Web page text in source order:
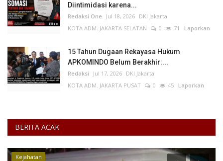
Diintimidasi karena...
Redaksi One Jul 18, 2026 DKI Jakarta
KOTA ADM. JAKARTA SELATAN
0 71 Laporkan
15 Tahun Dugaan Rekayasa Hukum
APKOMINDO Belum Berakhir:...
Redaksi Jul 17, 2026 DKI Jakarta
KOTA ADM. JAKARTA PUSAT
0 45 Laporkan
BERITA ACAK
Kejahatan